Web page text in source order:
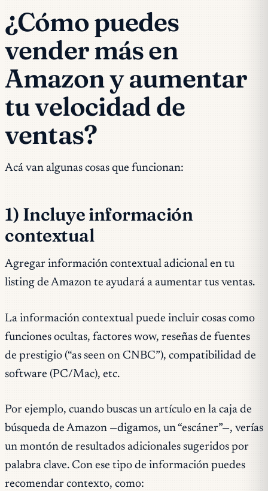
¿Cómo puedes
vender más en
Amazon y aumentar
tu velocidad de
ventas?
Acá van algunas cosas que funcionan:
1) Incluye información
contextual
Agregar información contextual adicional en tu
listing de Amazon te ayudará a aumentar tus ventas.
La información contextual puede incluir cosas como
funciones ocultas, factores wow, reseñas de fuentes
de prestigio (“as seen on CNBC”), compatibilidad de
software (PC/Mac), etc.
Por ejemplo, cuando buscas un artículo en la caja de
búsqueda de Amazon —digamos, un “escáner”—, verías
un montón de resultados adicionales sugeridos por
palabra clave. Con ese tipo de información puedes
recomendar contexto, como: